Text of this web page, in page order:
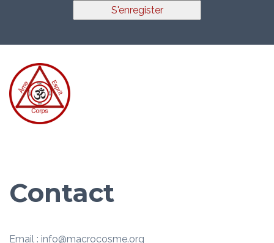
S'enregister
Contact
Email : info@macrocosme.org